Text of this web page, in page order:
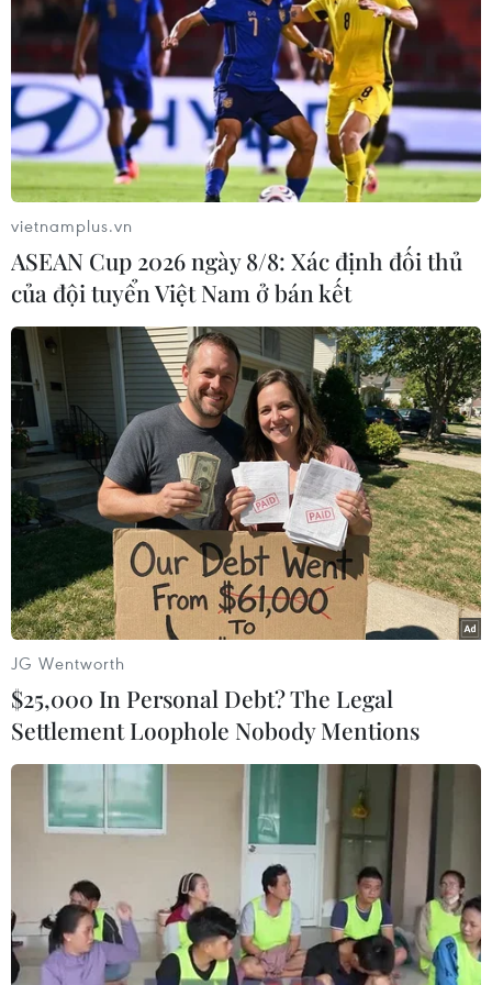
TIN LIÊN QUAN
Hà Nội: Mưa to gây ngập nhiều tuyến
đường trong giờ đi làm
13/06/2017 02:24
Công ty Trách nhiệm hữu hạn Một thành viên Thoát
nước Hà Nội cho biết trận mưa lớn xảy ra từ lúc hơn 7
giờ ngày 13/6 đã làm ngập một số tuyến phố.
vietnamplus.vn
ASEAN Cup 2026 ngày 8/8: Xác định đối thủ
của đội tuyển Việt Nam ở bán kết
JG Wentworth
$25,000 In Personal Debt? The Legal
Settlement Loophole Nobody Mentions